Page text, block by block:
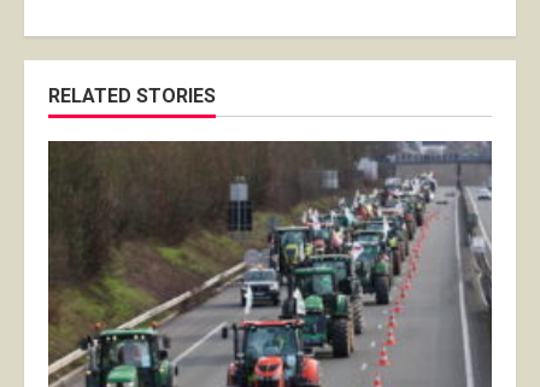
RELATED STORIES